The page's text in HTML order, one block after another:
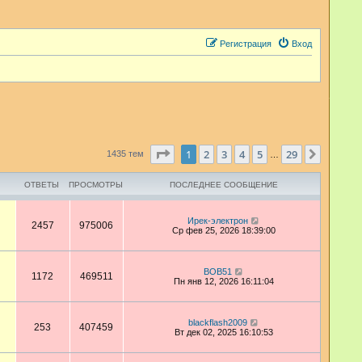
Вход
Регистрация
1435 тем Страница1 из 29
1 2 3 4 5 29
ОТВЕТЫ ПРОСМОТРЫ ПОСЛЕДНЕЕ СООБЩЕНИЕ
2457 975006
Ирек-электрон
Ср фев 25, 2026 18:39:00
1172 469511
BOB51
Пн янв 12, 2026 16:11:04
253 407459
blackflash2009
Вт дек 02, 2025 16:10:53